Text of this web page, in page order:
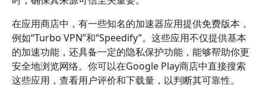
在应用商店中，有一些知名的加速器应用提供免费版本，
例如“Turbo VPN”和“Speedify”。这些应用不仅提供基本
的加速功能，还具备一定的隐私保护功能，能够帮助你更
安全地浏览网络。你可以在Google Play商店中直接搜索
这些应用，查看用户评价和下载量，以判断其可靠性。